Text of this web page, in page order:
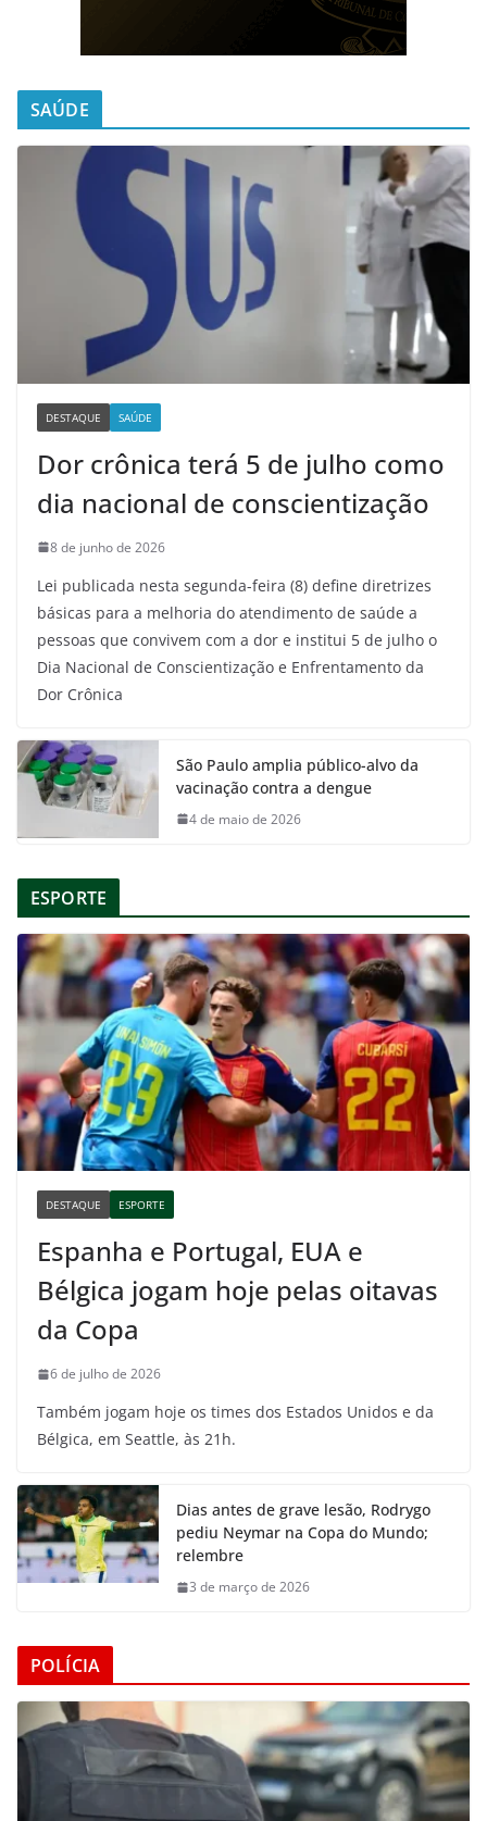
SAÚDE
DESTAQUE SAÚDE
Dor crônica terá 5 de julho como
dia nacional de conscientização
8 de junho de 2026
Lei publicada nesta segunda-feira (8) define diretrizes
básicas para a melhoria do atendimento de saúde a
pessoas que convivem com a dor e institui 5 de julho o
Dia Nacional de Conscientização e Enfrentamento da
Dor Crônica
São Paulo amplia público-alvo da
vacinação contra a dengue
4 de maio de 2026
ESPORTE
DESTAQUE ESPORTE
Espanha e Portugal, EUA e
Bélgica jogam hoje pelas oitavas
da Copa
6 de julho de 2026
Também jogam hoje os times dos Estados Unidos e da
Bélgica, em Seattle, às 21h.
Dias antes de grave lesão, Rodrygo
pediu Neymar na Copa do Mundo;
relembre
3 de março de 2026
POLÍCIA